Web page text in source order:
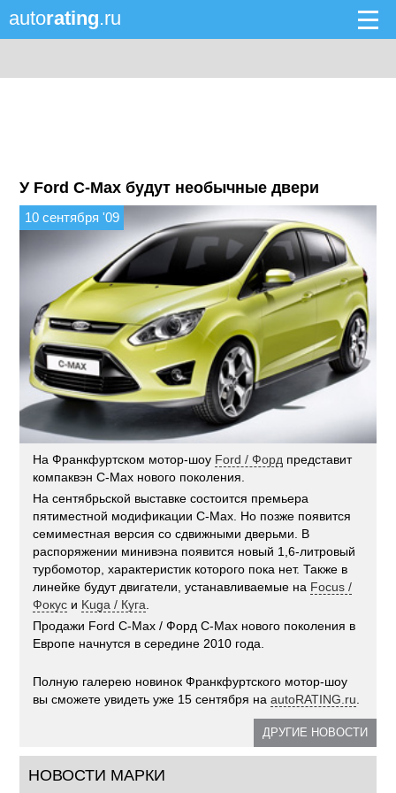
autorating.ru
У Ford C-Max будут необычные двери
10 сентября '09
На Франкфуртском мотор-шоу Ford / Форд представит
компаквэн C-Max нового поколения.
На сентябрьской выставке состоится премьера
пятиместной модификации C-Max. Но позже появится
семиместная версия со сдвижными дверьми. В
распоряжении минивэна появится новый 1,6-литровый
турбомотор, характеристик которого пока нет. Также в
линейке будут двигатели, устанавливаемые на Focus /
Фокус и Kuga / Куга
Продажи Ford C-Max / Форд C-Max нового поколения в
Европе начнутся в середине 2010 года.
Полную галерею новинок Франкфуртского мотор-шоу
вы сможете увидеть уже 15 сентября наautoRATING.ru
ДРУГИЕ НОВОСТИ
НОВОСТИ МАРКИ